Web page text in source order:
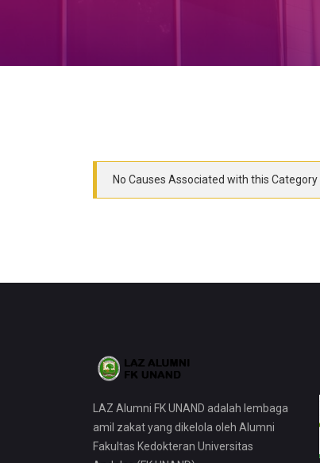
No Causes Associated with this Category
LAZ Alumni FK UNAND adalah lembaga
amil zakat yang dikelola oleh Alumni
Fakultas Kedokteran Universitas